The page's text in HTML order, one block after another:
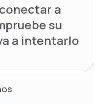
a
su
a intentarlo